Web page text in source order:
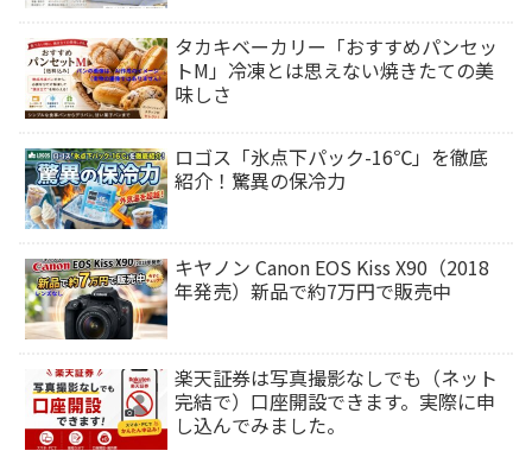
タカキベーカリー「おすすめパンセッ
トM」冷凍とは思えない焼きたての美
味しさ
ロゴス「氷点下パック-16℃」を徹底
紹介！驚異の保冷力
キヤノン Canon EOS Kiss X90（2018
年発売）新品で約7万円で販売中
楽天証券は写真撮影なしでも（ネット
完結で）口座開設できます。実際に申
し込んでみました。